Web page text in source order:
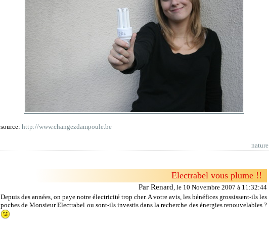
source: http://www.changezdampoule.be
nature
Electrabel vous plume !!
Par Renard le 10 Novembre 2007 à 11:32:44
Depuis des années, on paye notre électricité trop cher. A votre avis, les bénéfices grossissent-ils les
poches de Monsieur Electrabel ou sont-ils investis dans la recherche des énergies renouvelables ?